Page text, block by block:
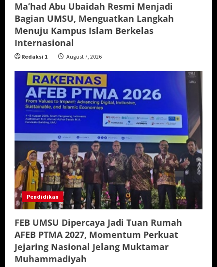
Ma’had Abu Ubaidah Resmi Menjadi
Bagian UMSU, Menguatkan Langkah
Menuju Kampus Islam Berkelas
Internasional
Redaksi 1 August 7, 2026
Pendidikan
FEB UMSU Dipercaya Jadi Tuan Rumah
AFEB PTMA 2027, Momentum Perkuat
Jejaring Nasional Jelang Muktamar
Muhammadiyah